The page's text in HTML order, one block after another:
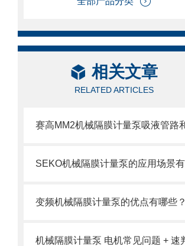
相关文章
RELATED ARTICLES
变频机械隔膜计量泵的优点有哪些？